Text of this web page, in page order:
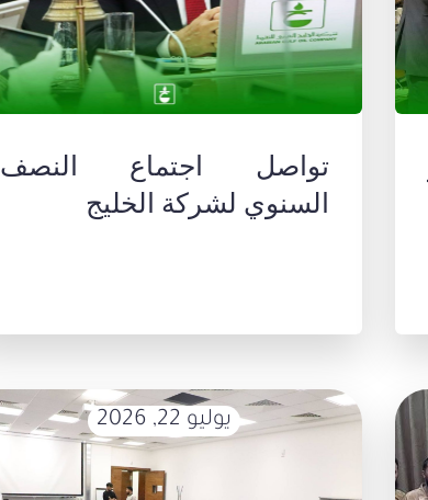
تواصل اجتماع النصف
السنوي لشركة الخليج
يوليو 22, 2026